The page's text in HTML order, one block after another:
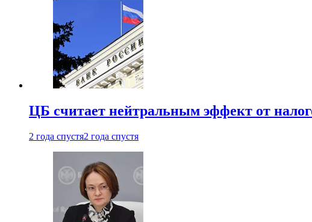
ЦБ считает нейтральным эффект от
2 года спустя2 года спустя